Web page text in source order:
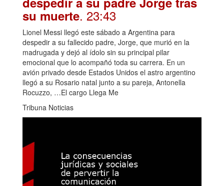
su muerte. 23:43
Lionel Messi llegó este sábado a Argentina para
despedir a su fallecido padre, Jorge, que murió en la
madrugada y dejó al ídolo sin su principal pilar
emocional que lo acompañó toda su carrera. En un
avión privado desde Estados Unidos el astro argentino
llegó a su Rosario natal junto a su pareja, Antonella
Rocuzzo, …El cargo Llega Me
Tribuna Noticias